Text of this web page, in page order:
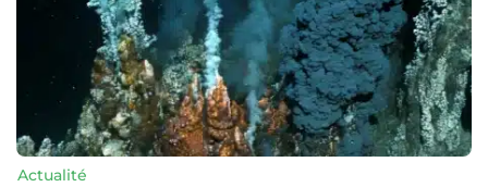
Actualité